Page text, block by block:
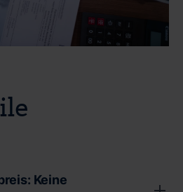
Keine